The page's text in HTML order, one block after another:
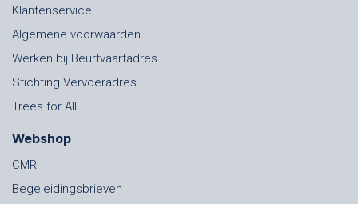
Klantenservice
Algemene voorwaarden
Werken bij Beurtvaartadres
Stichting Vervoeradres
Trees for All
Webshop
CMR
Begeleidingsbrieven